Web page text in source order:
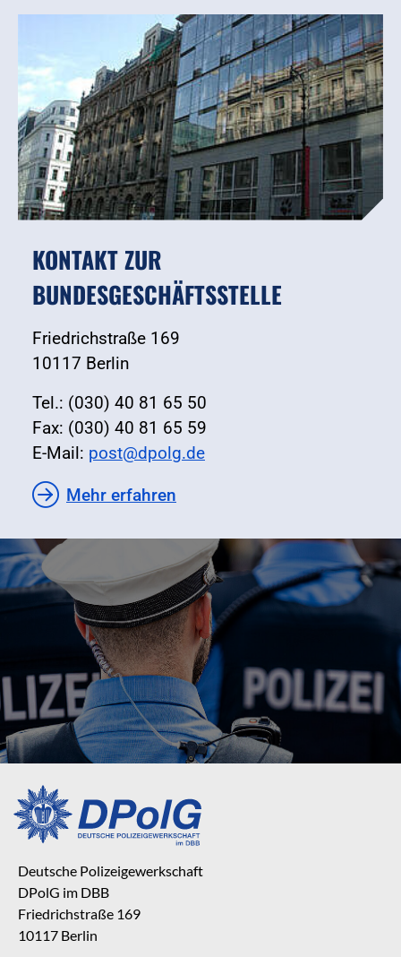
KONTAKT ZUR
BUNDESGESCHÄFTSSTELLE
Friedrichstraße 169
10117 Berlin
Tel.: (030) 40 81 65 50
Fax: (030) 40 81 65 59
E-Mail: post@dpolg.de
Mehr erfahren
Deutsche Polizeigewerkschaft
DPolG im DBB
Friedrichstraße 169
10117 Berlin